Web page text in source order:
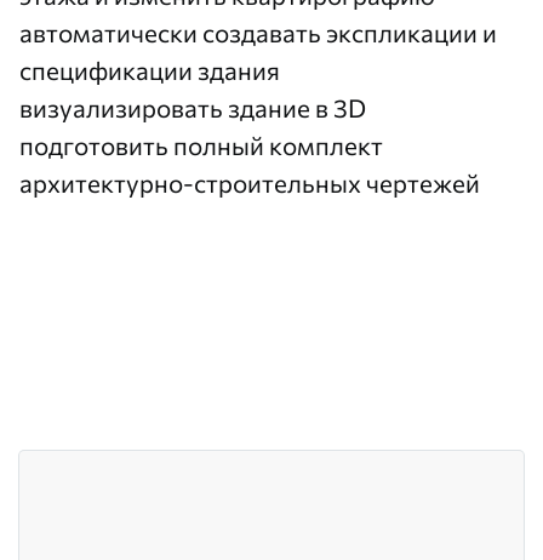
автоматически создавать экспликации и
спецификации здания
визуализировать здание в 3D
подготовить полный комплект
архитектурно-строительных чертежей